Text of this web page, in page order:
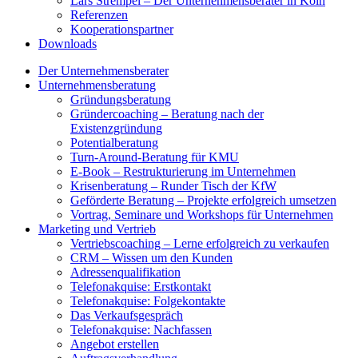
Referenzen
Kooperationspartner
Downloads
Der Unternehmensberater
Unternehmensberatung
Gründungsberatung
Gründercoaching – Beratung nach der
Existenzgründung
Potentialberatung
Turn-Around-Beratung für KMU
E-Book – Restrukturierung im Unternehmen
Krisenberatung – Runder Tisch der KfW
Geförderte Beratung – Projekte erfolgreich umsetzen
Vortrag, Seminare und Workshops für Unternehmen
Marketing und Vertrieb
Vertriebscoaching – Lerne erfolgreich zu verkaufen
CRM – Wissen um den Kunden
Adressenqualifikation
Telefonakquise: Erstkontakt
Telefonakquise: Folgekontakte
Das Verkaufsgespräch
Telefonakquise: Nachfassen
Angebot erstellen